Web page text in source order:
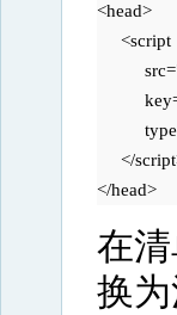
<head>
     <script
</
</head>
在
换